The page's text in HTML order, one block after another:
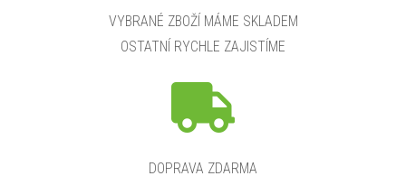
VYBRANÉ ZBOŽÍ MÁME SKLADEM
OSTATNÍ RYCHLE ZAJISTÍME
DOPRAVA ZDARMA